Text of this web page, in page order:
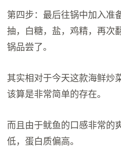
第四步：最后往锅中加入准
抽，白糖，盐，鸡精，再次
锅品尝了。
其实相对于今天这款海鲜炒
该算是非常简单的存在。
而且由于鱿鱼的口感非常的
低，蛋白质偏高。